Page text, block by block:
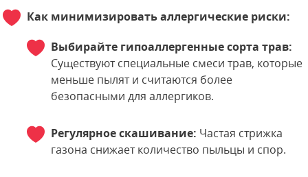
Как минимизировать аллергические риски:
Выбирайте гипоаллергенные сорта трав:
Существуют специальные смеси трав, которые
меньше пылят и считаются более
безопасными для аллергиков.
Регулярное скашивание: Частая стрижка
газона снижает количество пыльцы и спор.